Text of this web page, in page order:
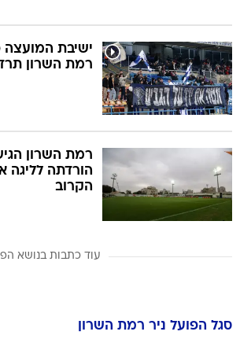
ישיבת המועצה
רמת השרון
רמת השרון
הורדתה לליגה
הקרוב
עוד כתבות בנושא
סגל הפועל ניר רמת השרון